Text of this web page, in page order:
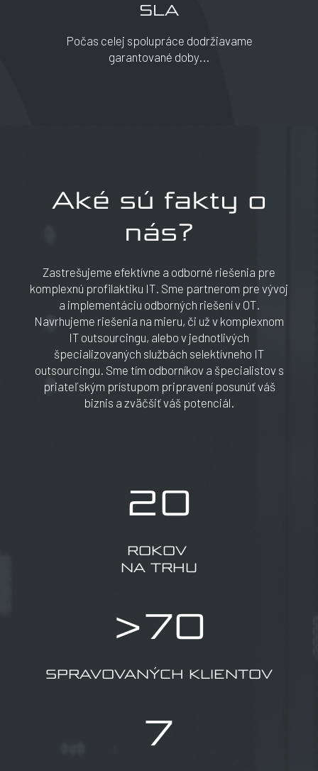
SLA
Počas celej spolupráce dodržiavame
garantované doby...
Aké sú fakty o
nás?
Zastrešujeme efektívne a odborné riešenia pre
komplexnú profilaktiku IT. Sme partnerom pre vývoj
a implementáciu odborných riešení v OT.
Navrhujeme riešenia na mieru, či už v komplexnom
IT outsourcingu, alebo v jednotlivých
špecializovaných službách selektívneho IT
outsourcingu. Sme tím odborníkov a špecialistov s
priateľským prístupom pripravení posunúť váš
biznis a zväčšiť váš potenciál.
20
ROKOV
NA TRHU
>70
SPRAVOVANÝCH KLIENTOV
7